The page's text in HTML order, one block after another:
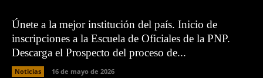
Únete a la mejor institución del país. Inicio de
inscripciones a la Escuela de Oficiales de la PNP.
Descarga el Prospecto del proceso de...
Noticias 16 de mayo de 2026